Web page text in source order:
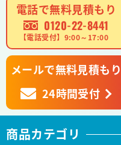
電話で無料見積もり
0120-22-8441
【電話受付】9:00～17:00
メールで無料見積もり
24時間受付
商品カテゴリ